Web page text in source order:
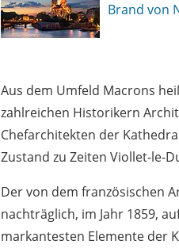
Brand von
Aus dem Umfeld Macrons
zahlreichen Historikern
Chefarchitekten der
Zustand zu Zeiten Viollet-le-
Der von dem französischen
nachträglich, im Jahr 1859,
markantesten Elemente der